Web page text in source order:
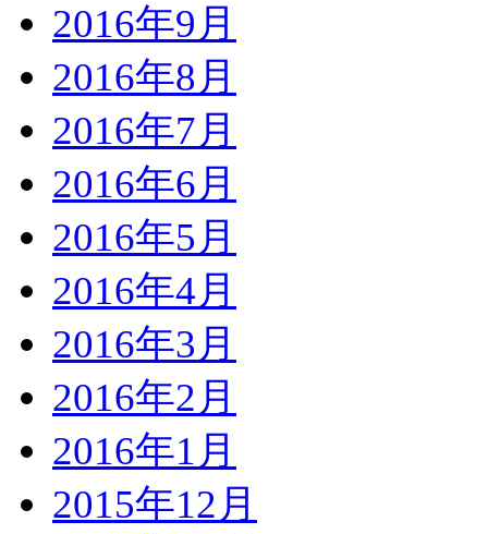
2016年9月
2016年8月
2016年7月
2016年6月
2016年5月
2016年4月
2016年3月
2016年2月
2016年1月
2015年12月